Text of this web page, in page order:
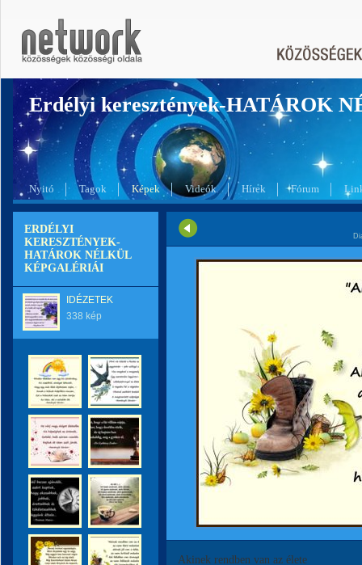
Erdélyi keresztények-HATÁROK
Nyitó Tagok Képek Videók Hírek Fórum
ERDÉLYI
KERESZTÉNYEK-
HATÁROK NÉLKÜL
KÉPGALÉRIÁI
IDÉZETEK
338 kép
Akinek rendben van az élete